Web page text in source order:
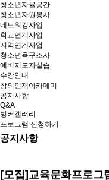
청소년자율공간
청소년자원봉사
네트워킹사업
학교연계사업
지역연계사업
청소년욕구조사
예비지도자실습
수강안내
창의인재아카데미
공지사항
Q&A
벙커갤러리
프로그램 신청하기
공지사항
[모집]교육문화프로그